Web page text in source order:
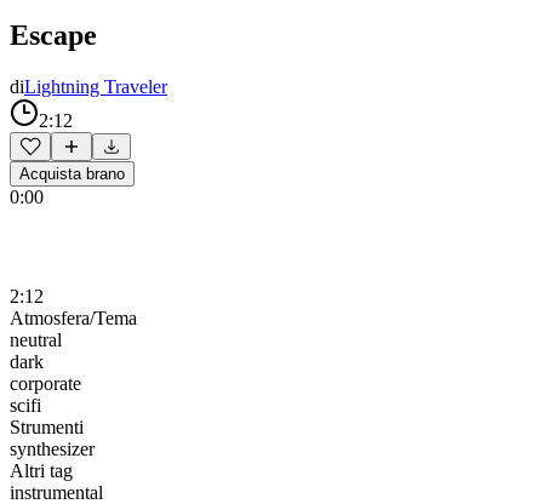
Escape
diLightning Traveler
2:12
Acquista brano
0:00
2:12
Atmosfera/Tema
neutral
dark
corporate
scifi
Strumenti
synthesizer
Altri tag
instrumental